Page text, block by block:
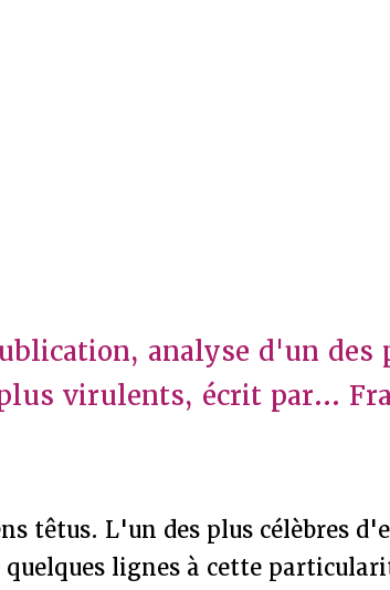
analyse d'un des
virulents, écrit par...
têtus. L'un des plus célèbres
quelques lignes à cette